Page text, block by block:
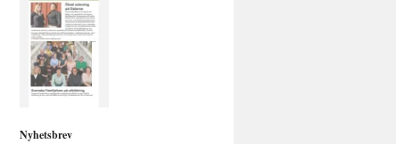
Nyhetsbrev